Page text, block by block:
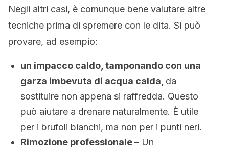
Negli altri casi, è comunque bene valutare altre
tecniche prima di spremere con le dita. Si può
provare, ad esempio:
un impacco caldo, tamponando con una
garza imbevuta di acqua calda, da
sostituire non appena si raffredda. Questo
può aiutare a drenare naturalmente. È utile
per i brufoli bianchi, ma non per i punti neri.
Rimozione professionale – Un